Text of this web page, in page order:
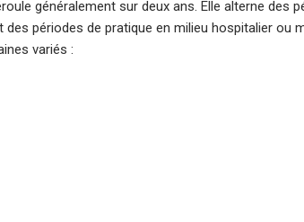
généralement sur deux ans. Elle alterne des
périodes de pratique en milieu hospitalier ou
variés :